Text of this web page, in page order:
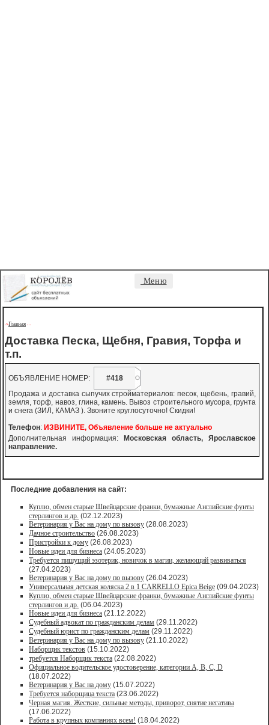
Меню
->Главная - -
Доставка Песка, Щебня, Гравия, Торфа и
т.п.
ОБЪЯВЛЕНИЕ НОМЕР:
#418
Продажа и доставка сыпучих стройматериалов: песок, щебень, гравий,
земля, торф, навоз, глина, камень. Вывоз строительного мусора, грунта
и снега (ЗИЛ, КАМАЗ ). Звоните круглосуточно! Скидки!
Телефон: ИЗВИНИТЕ, Объявление больше не актуально
Дополнительная информация:
Московская область, Ярославское
направление.
Последние добавления на сайт:
Куплю, обмен старые Швейцарские франки, бумажные Английские фунты
стерлингов и др. (02.12.2023)
Ветеринария у Вас на дому по вызову (28.08.2023)
Дачное строительство (26.08.2023)
Пристройки к дому (26.08.2023)
Новые идеи для бизнеса (24.05.2023)
Требуется пишущий эзотерик, новичок в магии, желающий развиваться
(27.04.2023)
Ветеринария у Вас на дому по вызову (26.04.2023)
Универсальная детская коляска 2 в 1 CARRELLO Epica Beige (09.04.2023)
Куплю, обмен старые Швейцарские франки, бумажные Английские фунты
стерлингов и др. (06.04.2023)
Новые идеи для бизнеса (21.12.2022)
Судебный адвокат по гражданским делам (29.11.2022)
Судебный юрист по гражданским делам (29.11.2022)
Ветеринария у Вас на дому по вызову (21.10.2022)
Наборщик текстов (15.10.2022)
требуется Наборщик текста (22.08.2022)
Официальное водительское удостоверение, категории A, B, C, D
(18.07.2022)
Ветеринария у Вас на дому (15.07.2022)
Требуется наборщица текста (23.06.2022)
Черная магия. Жесткие, сильные методы, приворот, снятие негатива
(17.06.2022)
Работа в крупных компаниях всем! (18.04.2022)